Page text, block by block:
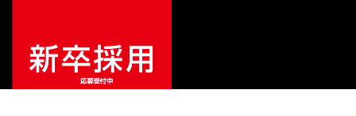
販売価格¥8,668（税込）